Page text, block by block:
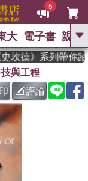
5
GO
、 The Odyssey
是一群喵 、 暑期
獎 臺灣漫遊錄、 方
輝時代
偉大的迷走神經
大 電子書 親子
德》系列帶你踏
與工程
評論